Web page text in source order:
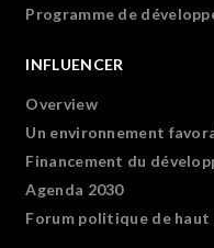
Programme de
INFLUENCER
Overview
Un environnement
Financement du
Agenda 2030
Forum politique de haut